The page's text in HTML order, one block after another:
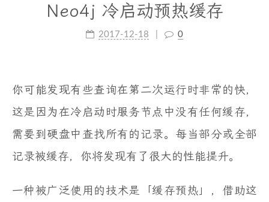
Neo4j 冷启动预热缓存
2017-12-18 0
你可能发现有些查询在第二次运行时非常的快，
这是因为在冷启动时服务节点中没有任何缓存，
需要到硬盘中查找所有的记录。每当部分或全部
记录被缓存，你将发现有了很大的性能提升。
一种被广泛使用的技术是「缓存预热」，借助这